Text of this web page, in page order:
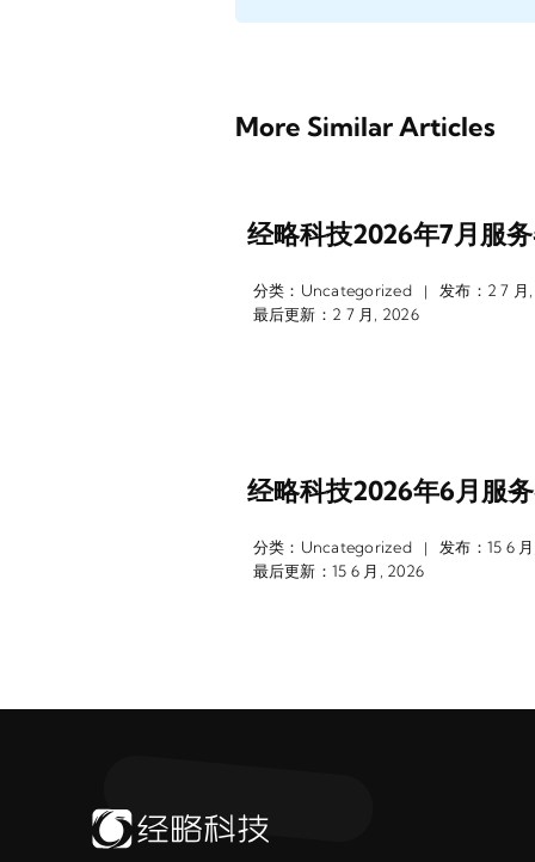
More Similar Articles
经略科技2026年7月服
分类： Uncategorized |
发布：2 7 月
最后更新：2 7 月, 2026
经略科技2026年6月服
分类： Uncategorized |
发布：15 6
最后更新：15 6 月, 2026